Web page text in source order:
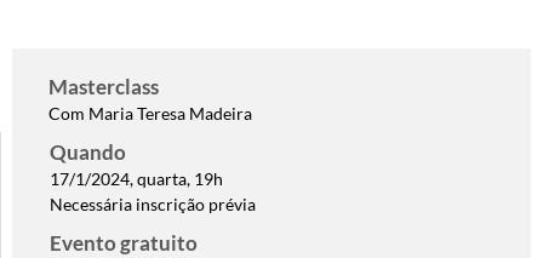
Masterclass
Com Maria Teresa Madeira
Quando
17/1/2024, quarta, 19h
Necessária inscrição prévia
Evento gratuito